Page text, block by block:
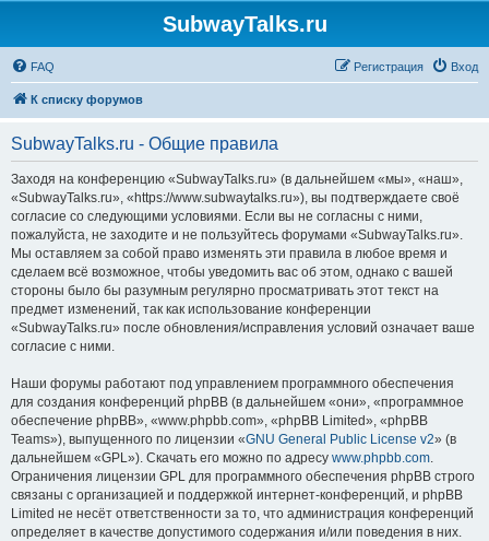
SubwayTalks.ru
FAQ Вход
Регистрация
К списку форумов
SubwayTalks.ru - Общие правила
Заходя на конференцию «SubwayTalks.ru» (в дальнейшем «мы», «наш»,
«SubwayTalks.ru», «https://www.subwaytalks.ru»), вы подтверждаете своё
согласие со следующими условиями. Если вы не согласны с ними,
пожалуйста, не заходите и не пользуйтесь форумами «SubwayTalks.ru».
Мы оставляем за собой право изменять эти правила в любое время и
сделаем всё возможное, чтобы уведомить вас об этом, однако с вашей
стороны было бы разумным регулярно просматривать этот текст на
предмет изменений, так как использование конференции
«SubwayTalks.ru» после обновления/исправления условий означает ваше
согласие с ними.
Наши форумы работают под управлением программного обеспечения
для создания конференций phpBB (в дальнейшем «они», «программное
обеспечение phpBB», «www.phpbb.com», «phpBB Limited», «phpBB
Teams»), выпущенного по лицензии «GNU General Public License v2» (в
дальнейшем «GPL»). Скачать его можно по адресу www.phpbb.com.
Ограничения лицензии GPL для программного обеспечения phpBB строго
связаны с организацией и поддержкой интернет-конференций, и phpBB
Limited не несёт ответственности за то, что администрация конференций
определяет в качестве допустимого содержания и/или поведения в них.